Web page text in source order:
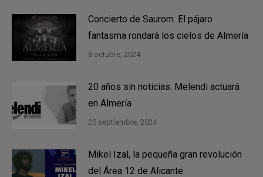
Concierto de Saurom. El pájaro
fantasma rondará los cielos de Almería
8 octubre, 2024
20 años sin noticias. Melendi actuará
en Almería
20 septiembre, 2024
Mikel Izal, la pequeña gran revolución
del Área 12 de Alicante